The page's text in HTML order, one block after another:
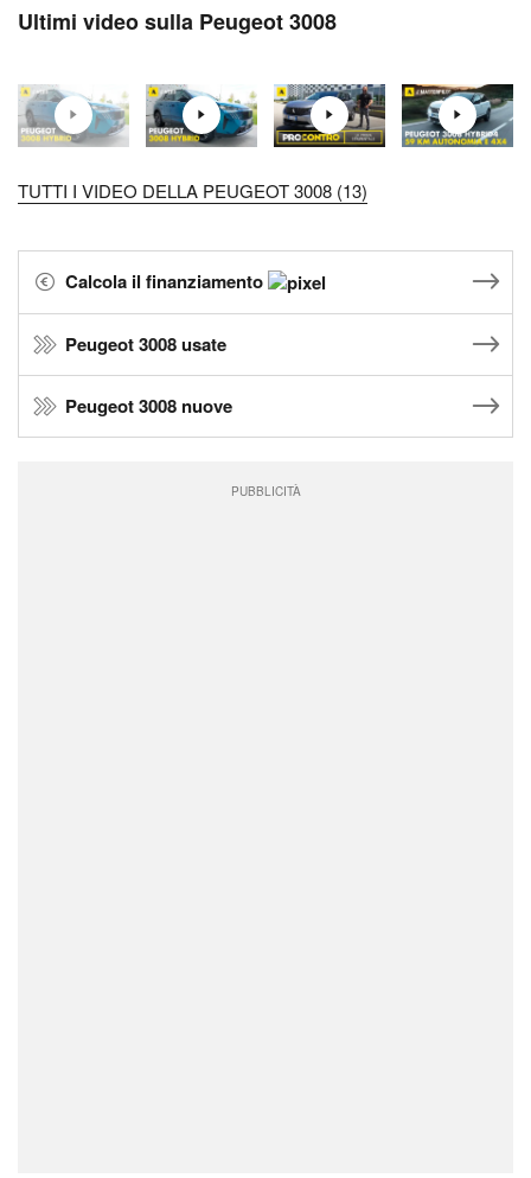
Ultimi video sulla Peugeot 3008
TUTTI I VIDEO DELLA PEUGEOT 3008 (13)
Calcola il finanziamento
Peugeot 3008 usate
Peugeot 3008 nuove
PUBBLICITÀ